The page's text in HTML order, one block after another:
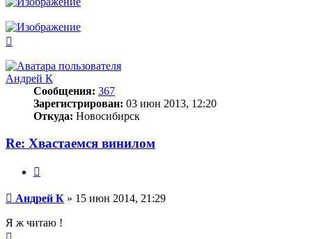
началу
Андрей К
Сообщения: 367
Зарегистрирован: 03 июн 2013, 12:20
Откуда: Новосибирск
Re: Хвастаемся винилом
Сообщение
Андрей К » 15 июн 2014, 21:29
Я ж читаю !